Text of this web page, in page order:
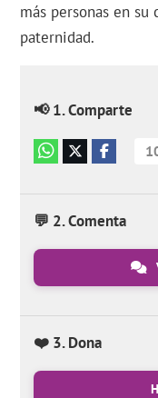
más personas en
paternidad.
📢 1. Comparte
💬 2. Comenta
❤️ 3. Dona